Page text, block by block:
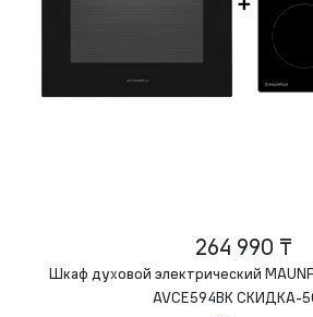
264 990 ₸
Шкаф духовой электрический
AVCE594BK СКИДКА-